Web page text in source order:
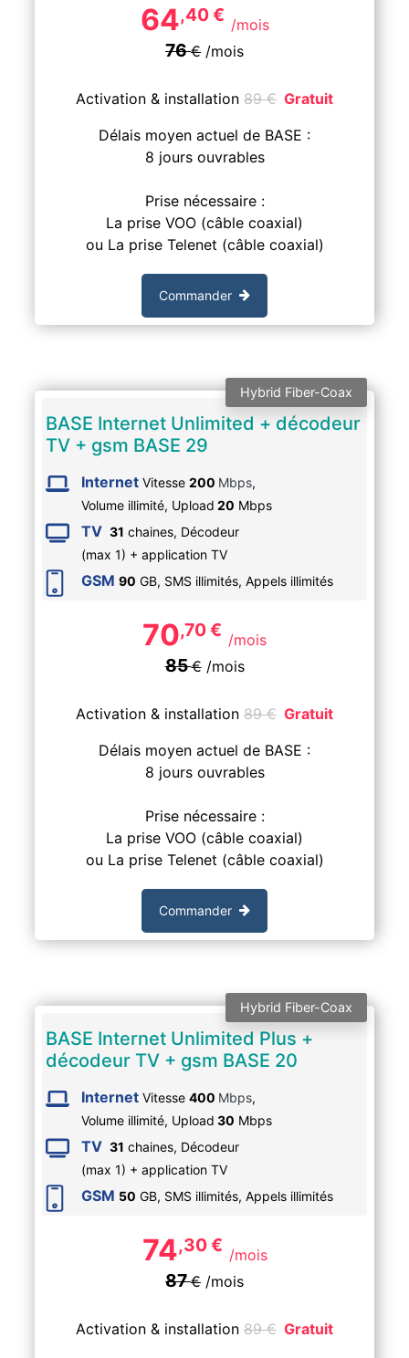
64,40€ /mois
76€ /mois
Activation & installation 89€ Gratuit
Délais moyen actuel de BASE :
8 jours ouvrables
Prise nécessaire :
La prise VOO (câble coaxial)
ou La prise Telenet (câble coaxial)
Commander
Hybrid Fiber-Coax
BASE Internet Unlimited + décodeur
TV + gsm BASE 29
Internet Vitesse 200 Mbps,
Volume illimité, Upload 20 Mbps
TV 31 chaines, Décodeur
(max 1) + application TV
GSM 90 GB, SMS illimités, Appels illimités
70,70€ /mois
85€/mois
Activation & installation 89€ Gratuit
Délais moyen actuel de BASE :
8 jours ouvrables
Prise nécessaire :
La prise VOO (câble coaxial)
ou La prise Telenet (câble coaxial)
Commander
Hybrid Fiber-Coax
BASE Internet Unlimited Plus +
décodeur TV + gsm BASE 20
Internet Vitesse 400 Mbps,
Volume illimité, Upload 30 Mbps
TV 31 chaines, Décodeur
(max 1) + application TV
GSM 50 GB, SMS illimités, Appels illimités
74,30€ /mois
87€ /mois
Activation & installation 89€ Gratuit